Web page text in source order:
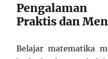
Praktis dan
Belajar matematika